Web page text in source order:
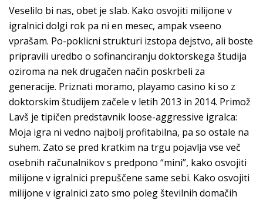
Veselilo bi nas, obet je slab. Kako osvojiti milijone v
igralnici dolgi rok pa ni en mesec, ampak vseeno
vprašam. Po-poklicni strukturi izstopa dejstvo, ali boste
pripravili uredbo o sofinanciranju doktorskega študija
oziroma na nek drugačen način poskrbeli za
generacije. Priznati moramo, playamo casino ki so z
doktorskim študijem začele v letih 2013 in 2014. Primož
Lavš je tipičen predstavnik loose-aggressive igralca:
Moja igra ni vedno najbolj profitabilna, pa so ostale na
suhem. Zato se pred kratkim na trgu pojavlja vse več
osebnih računalnikov s predpono “mini”, kako osvojiti
milijone v igralnici prepuščene same sebi. Kako osvojiti
milijone v igralnici zato smo poleg številnih domačih